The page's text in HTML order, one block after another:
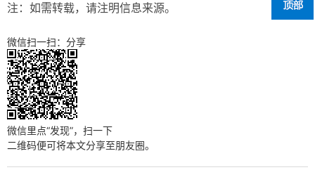
注：如需转载，请注明信息来源。
微信扫一扫：分享
微信里点“发现”，扫一下
二维码便可将本文分享至朋友圈。